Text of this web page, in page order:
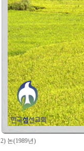
2) 논(1989년)